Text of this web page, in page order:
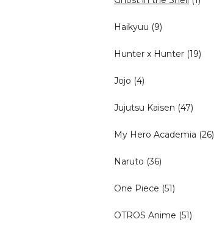
Haikyuu (9)
Hunter x Hunter (19)
Jojo (4)
Jujutsu Kaisen (47)
My Hero Academia (26)
Naruto (36)
One Piece (51)
OTROS Anime (51)